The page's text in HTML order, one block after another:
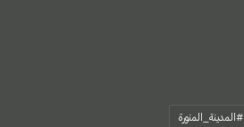
#المدينة_المنورة